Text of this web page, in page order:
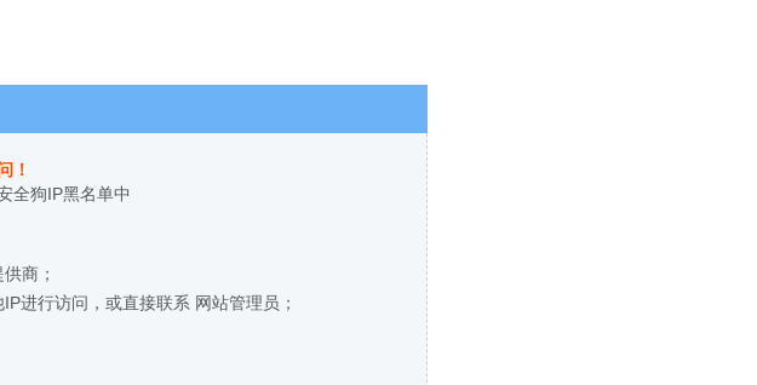
！
全狗IP黑名单中
商；
进行访问，或直接联系 网站管理员；